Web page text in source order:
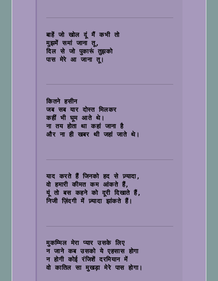
बाहें जो खोल दूं मैं कभी तो
मुझमें समां जाना तू,
दिल से जो पुकारूं तुझको
पास मेरे आ जाना तू।
कितने हसीन
जब सब यार दोस्त मिलकर
कहीं भी घूम आते थे।
ना तय होता था कहां जाना है
और ना ही खबर थी जहां जाते थे।
याद करते हैं जिनको हद से ज़्यादा,
वो हमारी कीमत कम आंकते हैं,
यूं तो बस कहने को दूरी दिखाते हैं,
निजी ज़िंदगी में ज़्यादा झांकते हैं।
मुकम्मिल मेरा प्यार उसके लिए
न जाने कब उसको ये एहसास होगा
न होगी कोई रंजिशें दरमियान में
वो कातिल सा मुखड़ा मेरे पास होगा।